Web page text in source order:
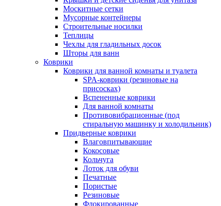
Москитные сетки
Мусорные контейнеры
Строительные носилки
Теплицы
Чехлы для гладильных досок
Шторы для ванн
Коврики
Коврики для ванной комнаты и туалета
SPA-коврики (резиновые на
присосках)
Вспененные коврики
Для ванной комнаты
Противовибрационные (под
стиральную машинку и холодильник)
Придверные коврики
Влаговпитывающие
Кокосовые
Кольчуга
Лоток для обуви
Печатные
Пористые
Резиновые
Флокированные